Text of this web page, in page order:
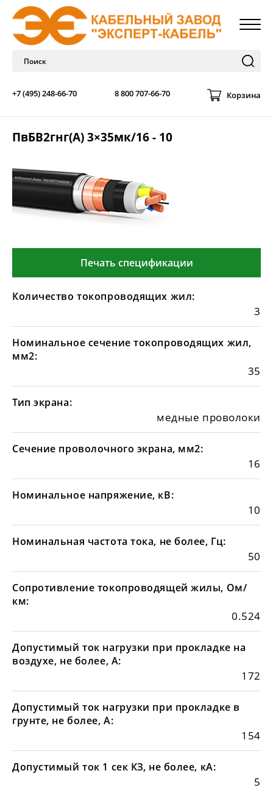
+7 (495) 248-66-70 8 800 707-66-70 Корзина
ПвБВ2гнг(А) 3×35мк/16 - 10
Печать спецификации
Количество токопроводящих жил:
3
Номинальное сечение токопроводящих жил,
мм2:
35
Тип экрана:
медные проволоки
Сечение проволочного экрана, мм2:
16
Номинальное напряжение, кВ:
10
Номинальная частота тока, не более, Гц:
50
Сопротивление токопроводящей жилы, Ом/
км:
0.524
Допустимый ток нагрузки при прокладке на
воздухе, не более, А:
172
Допустимый ток нагрузки при прокладке в
грунте, не более, А:
154
Допустимый ток 1 сек КЗ, не более, кА:
5